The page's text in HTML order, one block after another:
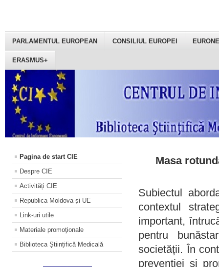
PARLAMENTUL EUROPEAN CONSILIUL EUROPEI
ERASMUS+
Pagina de start CIE
Despre CIE
Activități CIE
Republica Moldova și UE
Link-uri utile
Materiale promoţionale
Biblioteca Științifică Medicală
Masa
Subiectul
contextul
important,
pentru
societății. În
prevenției și